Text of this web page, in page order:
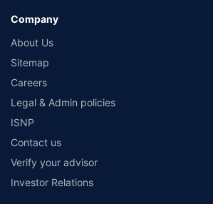
Company
About Us
Sitemap
Careers
Legal & Admin policies
ISNP
Contact us
Verify your advisor
Investor Relations